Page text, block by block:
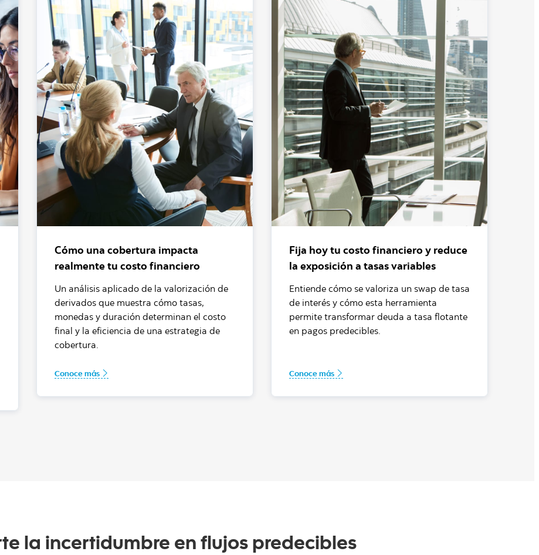
Cómo una cobertura impacta
realmente tu costo financiero
Un análisis aplicado de la valorización de
derivados que muestra cómo tasas,
monedas y duración determinan el costo
final y la eficiencia de una estrategia de
cobertura.
Conoce más
Fija hoy tu costo financiero y reduce
la exposición a tasas variables
Entiende cómo se valoriza un swap de tasa
de interés y cómo esta herramienta
permite transformar deuda a tasa flotante
en pagos predecibles.
Conoce más
la incertidumbre en flujos predecibles​